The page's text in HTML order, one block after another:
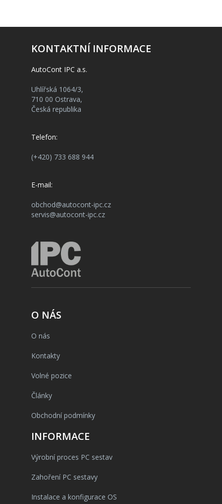
KONTAKTNÍ INFORMACE
AutoCont IPC a.s.
Uhlířská 1064/3,
710 00 Ostrava,
Česká republika
Telefon:
(+420) 733 688 944
E-mail:
obchod@autocont-ipc.cz
servis@autocont-ipc.cz
O NÁS
O nás
Kontakty
Volné pozice
Články
Obchodní podmínky
INFORMACE
Výrobní proces PC sestav
Zahoření PC sestavy
Instalace a konfigurace OS